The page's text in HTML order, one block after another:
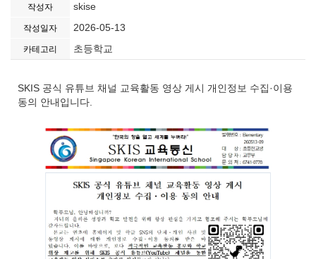
작성자 skise
작성일자 2026-05-13
카테고리 초등학교
SKIS 공식 유튜브 채널 교육활동 영상 게시 개인정보 수집·이용
동의 안내입니다.